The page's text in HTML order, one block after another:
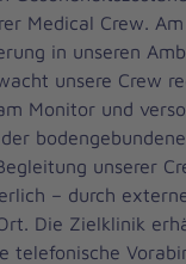
Medical Crew.
in unseren
unsere Crew
Monitor und
unserer
– durch
Die Zielklinik
telefonische